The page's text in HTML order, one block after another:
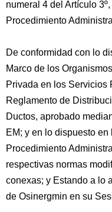
numeral 4 del Artículo
Procedimiento
De conformidad con lo
Marco de los
Privada en los Servicios
Reglamento de
Ductos, aprobado
EM; y en lo dispuesto en
Procedimiento
respectivas normas
conexas; y Estando a lo
de Osinergmin en su